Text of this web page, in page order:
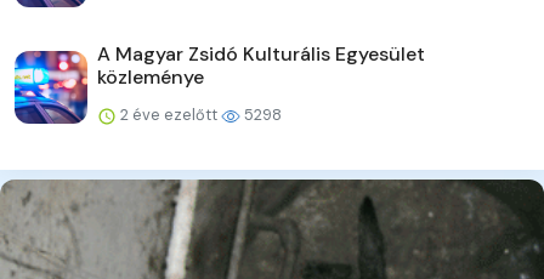
A Magyar Zsidó Kulturális Egyesület
közleménye
2 éve ezelőtt 5298